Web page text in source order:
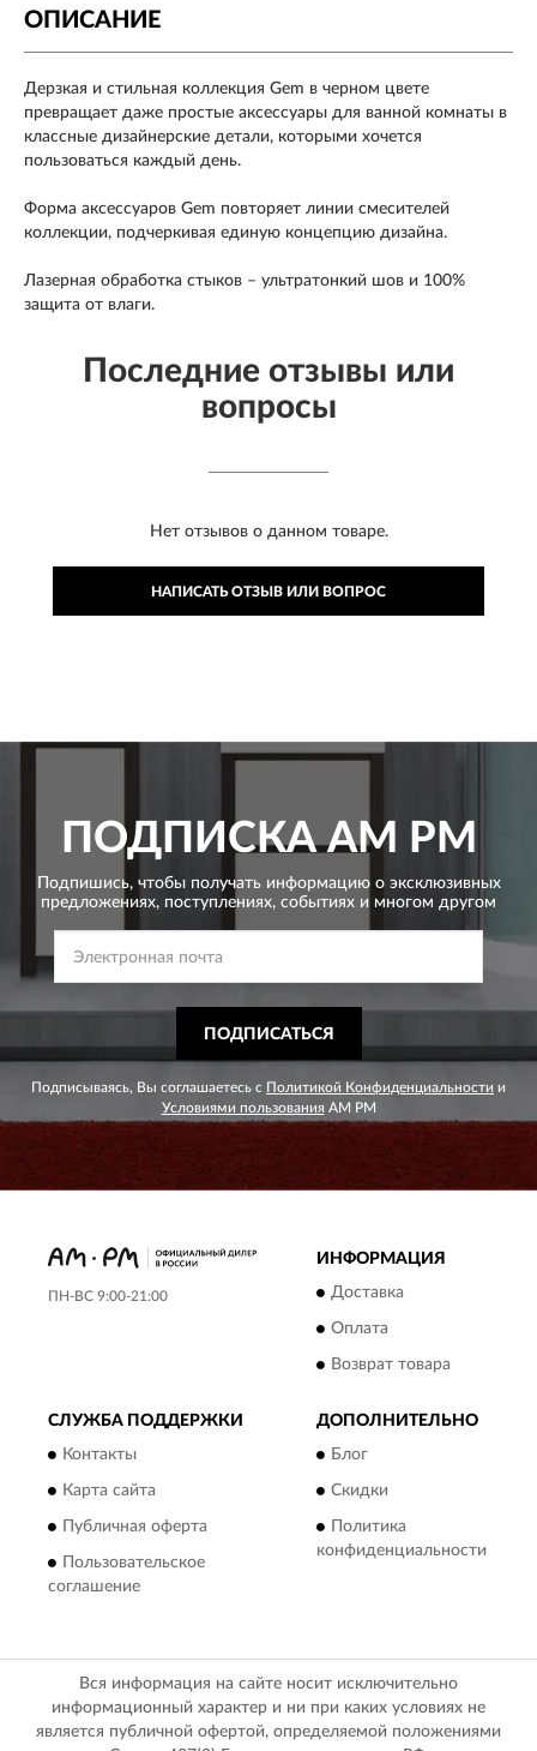
ОПИСАНИЕ
Дерзкая и стильная коллекция Gem в черном цвете
превращает даже простые аксессуары для ванной комнаты в
классные дизайнерские детали, которыми хочется
пользоваться каждый день.
Форма аксессуаров Gem повторяет линии смесителей
коллекции, подчеркивая единую концепцию дизайна.
Лазерная обработка стыков – ультратонкий шов и 100%
защита от влаги.
Последние отзывы или
вопросы
Нет отзывов о данном товаре.
НАПИСАТЬ ОТЗЫВ ИЛИ ВОПРОС
ПОДПИСКАAM PM
Подпишись, чтобы получать информацию о эксклюзивных
предложениях, поступлениях, событиях и многом другом
ПОДПИСАТЬСЯ
Подписываясь, Вы соглашаетесь с Политикой Конфиденциальности и
Условиями пользования AM PM
ПН-ВС 9:00-21:00
ИНФОРМАЦИЯ
Доставка
Оплата
Возврат товара
СЛУЖБА ПОДДЕРЖКИ
Контакты
Карта сайта
Публичная оферта
Пользовательское
соглашение
ДОПОЛНИТЕЛЬНО
Блог
Скидки
Политика
конфиденциальности
Вся информация на сайте носит исключительно
информационный характер и ни при каких условиях не
является публичной офертой, определяемой положениями